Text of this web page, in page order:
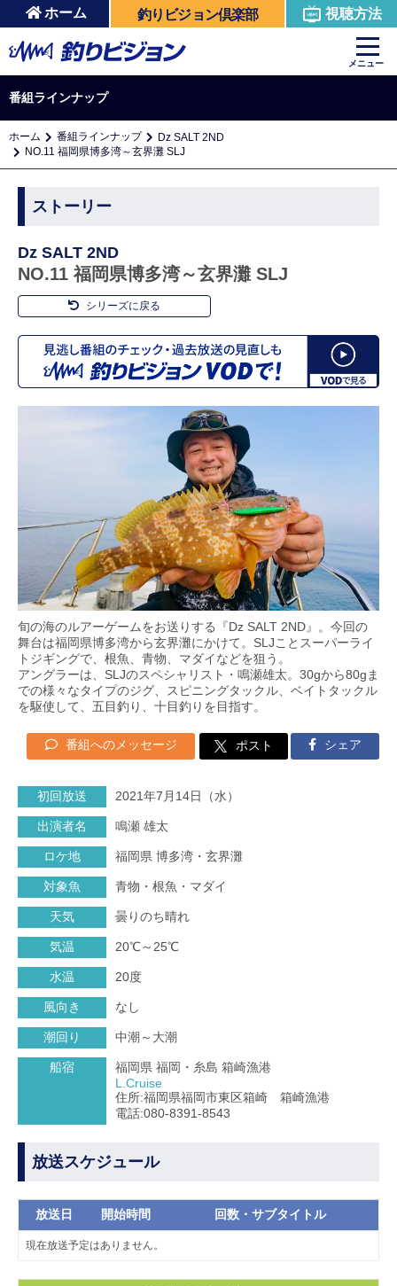
ホーム 釣りビジョン倶楽部 視聴方法
メニュー
番組ラインナップ
ホーム 番組ラインナップ
Dz SALT 2ND
NO.11 福岡県博多湾～玄界灘 SLJ
ストーリー
Dz SALT 2ND
NO.11 福岡県博多湾～玄界灘 SLJ
シリーズに戻る
旬の海のルアーゲームをお送りする『Dz SALT 2ND』。今回の
舞台は福岡県博多湾から玄界灘にかけて。SLJことスーパーライ
トジギングで、根魚、青物、マダイなどを狙う。
アングラーは、SLJのスペシャリスト・鳴瀬雄太。30gから80gま
での様々なタイプのジグ、スピニングタックル、ベイトタックル
を駆使して、五目釣り、十目釣りを目指す。
番組へのメッセージ ポスト シェア
初回放送 2021年7月14日（水）
出演者名 鳴瀬 雄太
ロケ地 福岡県 博多湾・玄界灘
対象魚 青物・根魚・マダイ
天気 曇りのち晴れ
気温 20℃～25℃
水温 20度
風向き なし
潮回り 中潮～大潮
船宿
福岡県 福岡・糸島 箱崎漁港
L.Cruise
住所:福岡県福岡市東区箱崎 箱崎漁港
電話:080-8391-8543
放送スケジュール
放送日 開始時間 回数・サブタイトル
現在放送予定はありません。